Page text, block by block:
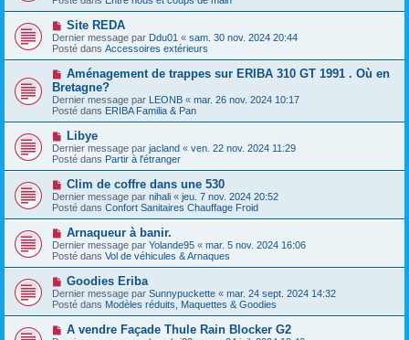
g
e
m
e
s
s
a
g
v
e
a
u
m
e
s
s
a
g
e
N
o
u
v
a
u
m
e
s
s
a
g
e
Site REDA
Dernier message par Ddu01 « sam. 30 nov. 2024 20:44
Posté dans Accessoires extérieurs
N
u
v
e
a
m
e
s
s
g
e
Aménagement de trappes sur ERIBA 310 GT 1991 . Où en
Bretagne?
Dernier message par LEONB « mar. 26 nov. 2024 10:17
Posté dans ERIBA Familia & Pan
N
o
u
v
a
u
m
e
s
s
a
g
e
Libye
Dernier message par jacland « ven. 22 nov. 2024 11:29
Posté dans Partir à l'étranger
N
o
u
v
a
u
m
e
s
s
a
g
Clim de coffre dans une 530
Dernier message par nihali « jeu. 7 nov. 2024 20:52
Posté dans Confort Sanitaires Chauffage Froid
N
o
u
v
a
u
m
e
s
Arnaqueur à banir.
Dernier message par Yolande95 « mar. 5 nov. 2024 16:06
Posté dans Vol de véhicules & Arnaques
N
o
u
v
a
Goodies Eriba
Dernier message par Sunnypuckette « mar. 24 sept. 2024 14:32
Posté dans Modèles réduits, Maquettes & Goodies
N
o
A vendre Façade Thule Rain Blocker G2